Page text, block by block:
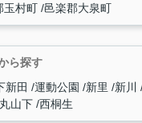
玉村町 邑楽郡大泉町
ら探す
新田 運動公園 新里 新川
山下 西桐生